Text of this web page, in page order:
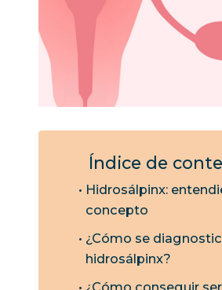
Índice de
Hidrosálpinx:
concepto
¿Cómo se
hidrosálpinx?